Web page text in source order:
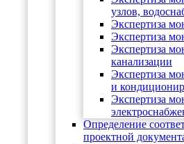
узлов,
Экспертиза
Экспертиза
Экспертиза
канализации
Экспертиза
и
Экспертиза
Определение
проектной